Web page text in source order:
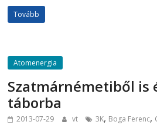
Tovább
Atomenergia
Szatmárnémetiből is
táborba
2013-07-29 vt 3K, Boga Ferenc,